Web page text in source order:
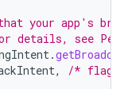
your app's
details, see
.
, /*